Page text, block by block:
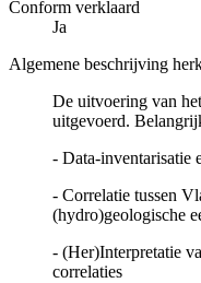
Conform verklaard
Ja
Algemene beschrijving
De uitvoering van
uitgevoerd.
- Data-inventarisatie
- Correlatie tussen
(hydro)geologische
- (Her)Interpretatie
correlaties